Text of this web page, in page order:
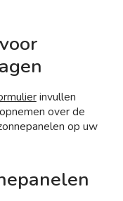
invullen
over de
op uw